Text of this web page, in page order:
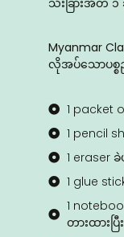
Myanmar
လိုအ‌ပ်‌သောပစ္စည်
1 packet
1 pencil
1 eraser
1 glue
1
တားထားပ